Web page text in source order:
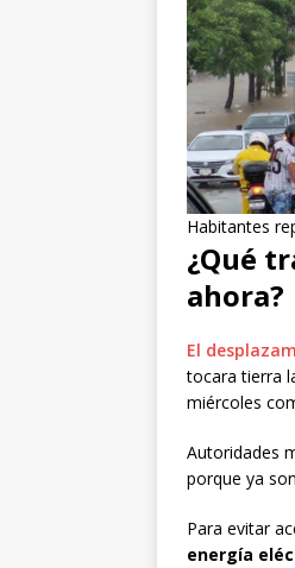
Habitantes
¿Qué
ahora?
El
tocara tierra
miércoles
Autoridades
porque ya
Para evitar
energía